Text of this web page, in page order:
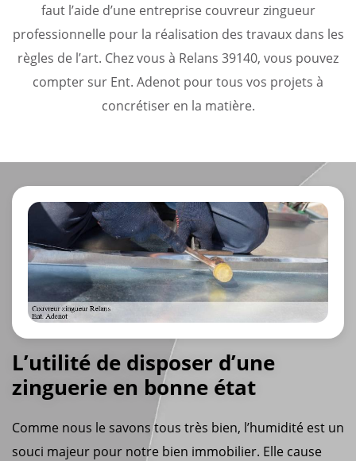
faut l’aide d’une entreprise couvreur zingueur
professionnelle pour la réalisation des travaux dans les
règles de l’art. Chez vous à Relans 39140, vous pouvez
compter sur Ent. Adenot pour tous vos projets à
concrétiser en la matière.
L’utilité de disposer d’une
zinguerie en bonne état
Comme nous le savons tous très bien, l’humidité est un
souci majeur pour notre bien immobilier. Elle cause